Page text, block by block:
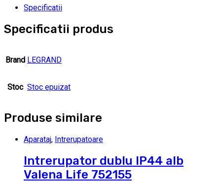
Specificatii
Specificatii produs
Brand LEGRAND
Stoc Stoc epuizat
Produse similare
Aparataj, Intrerupatoare
Intrerupator dublu IP44 alb
Valena Life 752155